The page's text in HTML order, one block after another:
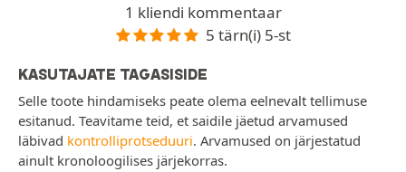
1 kliendi kommentaar
5 tärn(i) 5-st
KASUTAJATE TAGASISIDE
Selle toote hindamiseks peate olema eelnevalt tellimuse
esitanud. Teavitame teid, et saidile jäetud arvamused
läbivad kontrolliprotseduuri. Arvamused on järjestatud
ainult kronoloogilises järjekorras.